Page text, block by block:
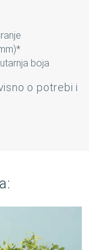
boja
o potrebi i